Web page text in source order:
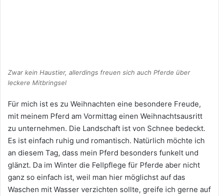
Zwar kein Haustier, allerdings freuen sich auch Pferde über
leckere Mitbringsel
Für mich ist es zu Weihnachten eine besondere Freude,
mit meinem Pferd am Vormittag einen Weihnachtsausritt
zu unternehmen. Die Landschaft ist von Schnee bedeckt.
Es ist einfach ruhig und romantisch. Natürlich möchte ich
an diesem Tag, dass mein Pferd besonders funkelt und
glänzt. Da im Winter die Fellpflege für Pferde aber nicht
ganz so einfach ist, weil man hier möglichst auf das
Waschen mit Wasser verzichten sollte, greife ich gerne auf